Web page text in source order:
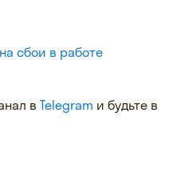
сбои в работе
в Telegram и будьте в